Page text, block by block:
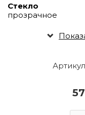
Стекло
прозрачное